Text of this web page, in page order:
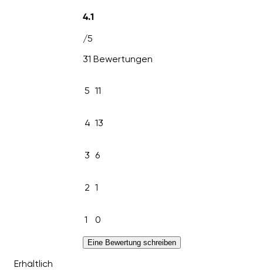
4.1
/5
31 Bewertungen
5 11
4 13
3 6
2 1
1 0
Eine Bewertung schreiben
Erhältlich